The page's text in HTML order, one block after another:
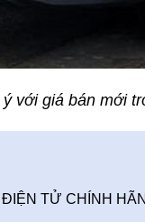
với giá bán mới
TỬ CHÍNH